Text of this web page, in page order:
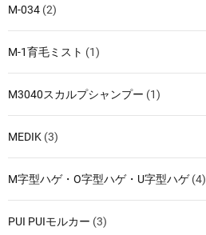
M-034 (2)
M-1育毛ミスト (1)
M3040スカルプシャンプー (1)
MEDIK (3)
M字型ハゲ・O字型ハゲ・U字型ハゲ(4)
PUI PUIモルカー (3)